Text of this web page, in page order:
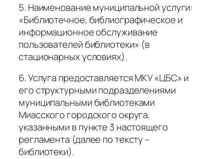
5. Наименование муниципальной услуги:
«Библиотечное, библиографическое и
информационное обслуживание
пользователей библиотеки» (в
стационарных условиях).
6. Услуга предоставляется МКУ «ЦБС» и
его структурными подразделениями
муниципальными библиотеками
Миасского городского округа,
указанными в пункте 3 настоящего
регламента (далее по тексту –
библиотеки).